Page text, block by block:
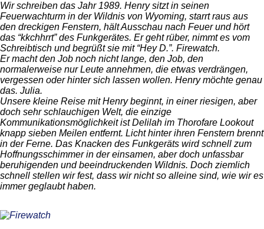
Wir schreiben das Jahr 1989. Henry sitzt in seinen
Feuerwachturm in der Wildnis von Wyoming, starrt raus aus
den dreckigen Fenstern, hält Ausschau nach Feuer und hört
das “kkchhrrt” des Funkgerätes. Er geht rüber, nimmt es vom
Schreibtisch und begrüßt sie mit “Hey D.”. Firewatch.
Er macht den Job noch nicht lange, den Job, den
normalerweise nur Leute annehmen, die etwas verdrängen,
vergessen oder hinter sich lassen wollen. Henry möchte genau
das. Julia.
Unsere kleine Reise mit Henry beginnt, in einer riesigen, aber
doch sehr schlauchigen Welt, die einzige
Kommunikationsmöglichkeit ist Delilah im Thorofare Lookout
knapp sieben Meilen entfernt. Licht hinter ihren Fenstern brennt
in der Ferne. Das Knacken des Funkgeräts wird schnell zum
Hoffnungsschimmer in der einsamen, aber doch unfassbar
beruhigenden und beeindruckenden Wildnis. Doch ziemlich
schnell stellen wir fest, dass wir nicht so alleine sind, wie wir es
immer geglaubt haben.